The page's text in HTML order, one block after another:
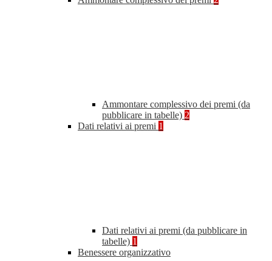
Ammontare complessivo dei premi (da
pubblicare in tabelle) 2
Dati relativi ai premi 1
Dati relativi ai premi (da pubblicare in
tabelle) 1
Benessere organizzativo